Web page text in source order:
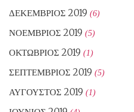
ΔΕΚΈΜΒΡΙΟΣ 2019 (6)
ΝΟΈΜΒΡΙΟΣ 2019 (5)
ΟΚΤΏΒΡΙΟΣ 2019 (1)
ΣΕΠΤΈΜΒΡΙΟΣ 2019 (5)
ΑΎΓΟΥΣΤΟΣ 2019 (1)